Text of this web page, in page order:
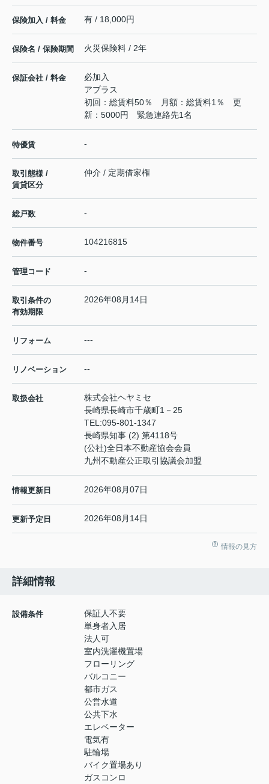
保険加入 / 料金 有 / 18,000円
保険名 / 保険期間 火災保険料 / 2年
保証会社 / 料金
必加入
アプラス
初回：総賃料50％ 月額：総賃料1％ 更
新：5000円 緊急連絡先1名
特優賃 -
取引態様 /
賃貸区分
仲介 / 定期借家権
総戸数 -
物件番号 104216815
管理コード -
取引条件の
有効期限
2026年08月14日
リフォーム ---
リノベーション --
取扱会社
株式会社ヘヤミセ
長崎県長崎市千歳町1－25
TEL:095-801-1347
長崎県知事 (2) 第4118号
(公社)全日本不動産協会会員
九州不動産公正取引協議会加盟
情報更新日 2026年08月07日
更新予定日 2026年08月14日
情報の見方
詳細情報
設備条件
保証人不要
単身者入居
法人可
室内洗濯機置場
フローリング
バルコニー
都市ガス
公営水道
公共下水
エレベーター
電気有
駐輪場
バイク置場あり
ガスコンロ